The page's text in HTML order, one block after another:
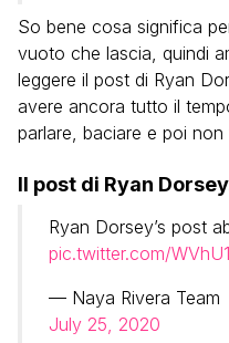
So bene cosa significa
vuoto che lascia, quindi
leggere il post di Ryan
avere ancora tutto il
parlare, baciare e poi
Il post di Ryan
Ryan Dorsey’s post
pic.twitter.com/
— Naya Rivera Team
July 25, 2020